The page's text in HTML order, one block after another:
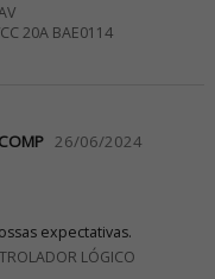
20A BAE0114
26/06/2024
expectativas.
LÓGICO